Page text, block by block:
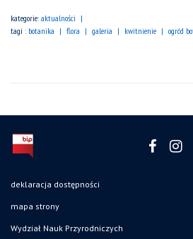
kategorie: aktualności
tagi : botanika flora galeria kwitnienie ogród
deklaracja dostępności
mapa strony
Wydział Nauk Przyrodniczych